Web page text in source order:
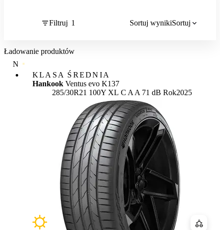
Filtruj 1 Sortuj wynikiSortuj
Ładowanie produktów
NAJWYŻSZA JAKOŚĆ
KLASA ŚREDNIA
Hankook Ventus evo K137
285/30R21 100Y XL Etykieta:
C A A 71 dB Rok2025